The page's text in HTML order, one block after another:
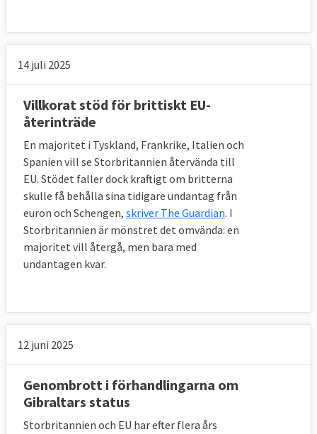
Tullunionen omfattar bara varor och gör det
alltså möjligt för Storbritannien att sluta
nödlösningen är på plats.
Nordirland skulle dock ligga närmare EU:s
regelverk och ska behålla många lagar och
standarder som gäller för EU:s inre marknad
för bland annat livsmedel och varor i syfte
att undvika en hård gräns med republiken
Irland. Det innebär att brittiska produkter
som inte tillverkats enligt EU-regler måste
kontrolleras någonstans – antingen direkt i
standarder, som regler för statsstöd, skatter,
arbetsrätt eller miljöregler. EU-sidan har
oroats för att britterna ska sänka sina
standarder för att konkurrera ut EU-företag
under ett scenario där nödlösningen gäller.
14 juli 2025
Villkorat stöd för brittiskt EU-
återinträde
En majoritet i Tyskland, Frankrike, Italien och
Spanien vill se Storbritannien återvända till
EU. Stödet faller dock kraftigt om britterna
skulle få behålla sina tidigare undantag från
euron och Schengen, skriver The Guardian. I
Storbritannien är mönstret det omvända: en
majoritet vill återgå, men bara med
undantagen kvar.
12 juni 2025
Genombrott i förhandlingarna om
Gibraltars status
Storbritannien och EU har efter flera års